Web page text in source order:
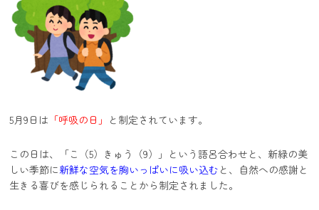
5月9日は 「呼吸の日」 と制定されています。
この日は、「こ（5）きゅう（9）」という語呂合わせと、新緑の美
しい季節に新鮮な空気を胸いっぱいに吸い込む と、自然への感謝と
生きる喜びを感じられることから制定されました。